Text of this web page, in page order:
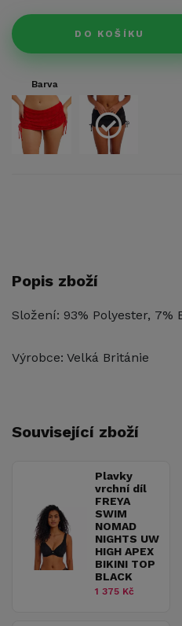
DO KOŠÍKU
Barva
Popis zboží
Složení: 93% Polyester, 7%
Výrobce: Velká Británie
Související zboží
Plavky
vrchní díl
FREYA
SWIM
NOMAD
NIGHTS UW
HIGH APEX
BIKINI TOP
BLACK
1 375 Kč